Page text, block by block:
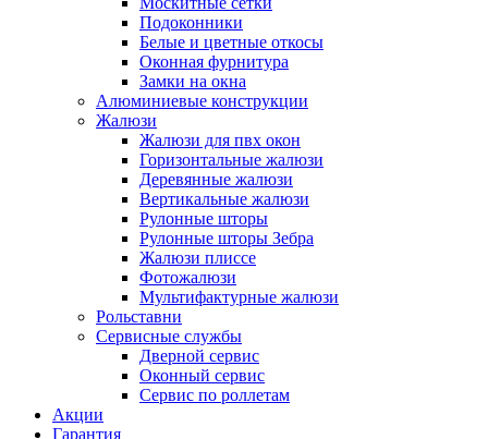
Подоконники
Белые и цветные откосы
Оконная фурнитура
Замки на окна
Алюминиевые конструкции
Жалюзи
Жалюзи для пвх окон
Горизонтальные жалюзи
Деревянные жалюзи
Вертикальные жалюзи
Рулонные шторы
Рулонные шторы Зебра
Жалюзи плиссе
Фотожалюзи
Мультифактурные жалюзи
Рольставни
Сервисные службы
Дверной сервис
Оконный сервис
Сервис по роллетам
Акции
Гарантия